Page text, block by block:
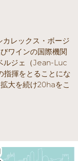
レックス・ボージ
ワインの国際機関
ルジェ（Jean-Luc
揮をとることにな
大を続け20haをこ